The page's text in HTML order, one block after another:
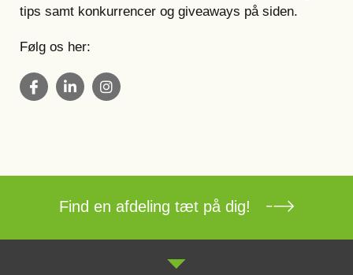
tips samt konkurrencer og giveaways på siden.
Følg os her:
Find en afdeling tæt på dig!